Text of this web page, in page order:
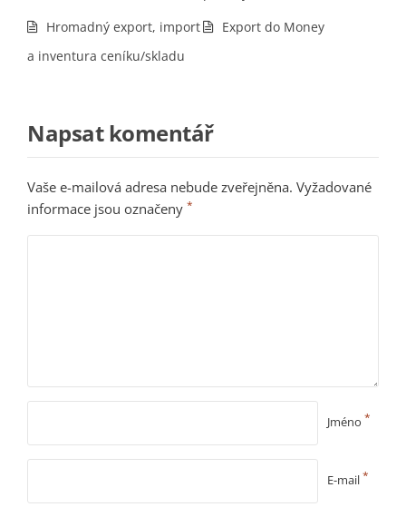
Hromadný export, import
a inventura ceníku/skladu
Export do Money
Napsat komentář
Vaše e-mailová adresa nebude zveřejněna. Vyžadované
informace jsou označeny *
Jméno *
E-mail*